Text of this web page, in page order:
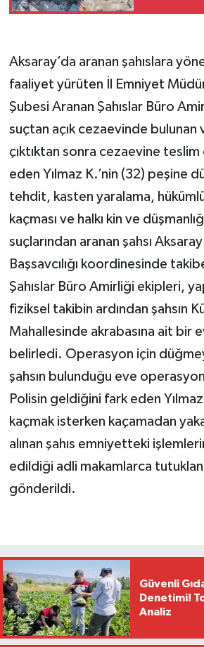
Aksaray’da aranan şahıslara
faaliyet yürüten İl Emniyet
Şubesi Aranan Şahıslar Büro
suçtan açık cezaevinde bulunan
çıktıktan sonra cezaevine
eden Yılmaz K.’nin (32) peşine
tehdit, kasten yaralama,
kaçması ve halkı kin ve
suçlarından aranan şahsı
Başsavcılığı koordinesinde
Şahıslar Büro Amirliği ekipleri,
fiziksel takibin ardından şahsın
Mahallesinde akrabasına ait bir
belirledi. Operasyon için
şahsın bulunduğu eve
Polisin geldiğini fark eden
kaçmak isterken kaçamadan
alınan şahıs emniyetteki
edildiği adli makamlarca
gönderildi.
Güvenli
Denetimi!
Analiz